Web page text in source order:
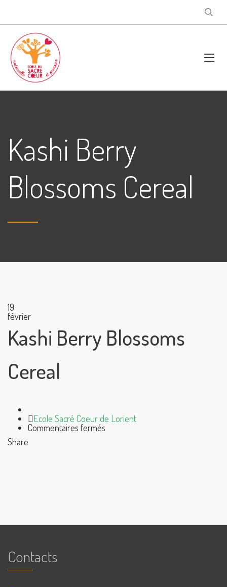
Kashi Berry
Blossoms Cereal
19
février
Kashi Berry Blossoms
Cereal
Author
Ecole Sacré Coeur de Lorient
Commentaires fermés
Share
Contacts